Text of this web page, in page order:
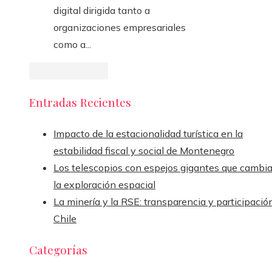
digital dirigida tanto a
organizaciones empresariales
como a...
Entradas Recientes
Impacto de la estacionalidad turística en la
estabilidad fiscal y social de Montenegro
Los telescopios con espejos gigantes que
la exploración espacial
La minería y la RSE: transparencia y
Chile
Categorías